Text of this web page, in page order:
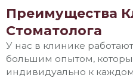
Преимущества
Стоматолога
У нас в клинике
большим опытом,
индивидуально к